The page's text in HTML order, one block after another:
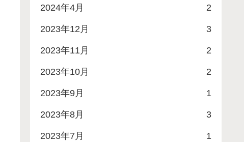
2024年4月 2
2023年12月 3
2023年11月 2
2023年10月 2
2023年9月 1
2023年8月 3
2023年7月 1